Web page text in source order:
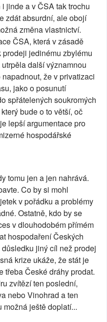
jinde a v ČSA tak trochu
zdát absurdní, ale obojí
změna vlastnictví.
ČSA, která v zásadě
jedinému zbylému
další významnou
že v privatizaci
jako o posunutí
spřátelených soukromých
bude o to větší, oč
lepší argumentace pro
hospodářské
tomu jen a jen nahrává.
Co by si mohl
v pořádku a problémy
Ostatně, kdo by se
v dlouhodobém přímém
hospodaření Českých
jiný cíl než prodej
krize ukáže, že stát je
třeba České dráhy prodat.
zvítězí ten poslední,
nebo Vinohrad a ten
možná ještě doplatí...